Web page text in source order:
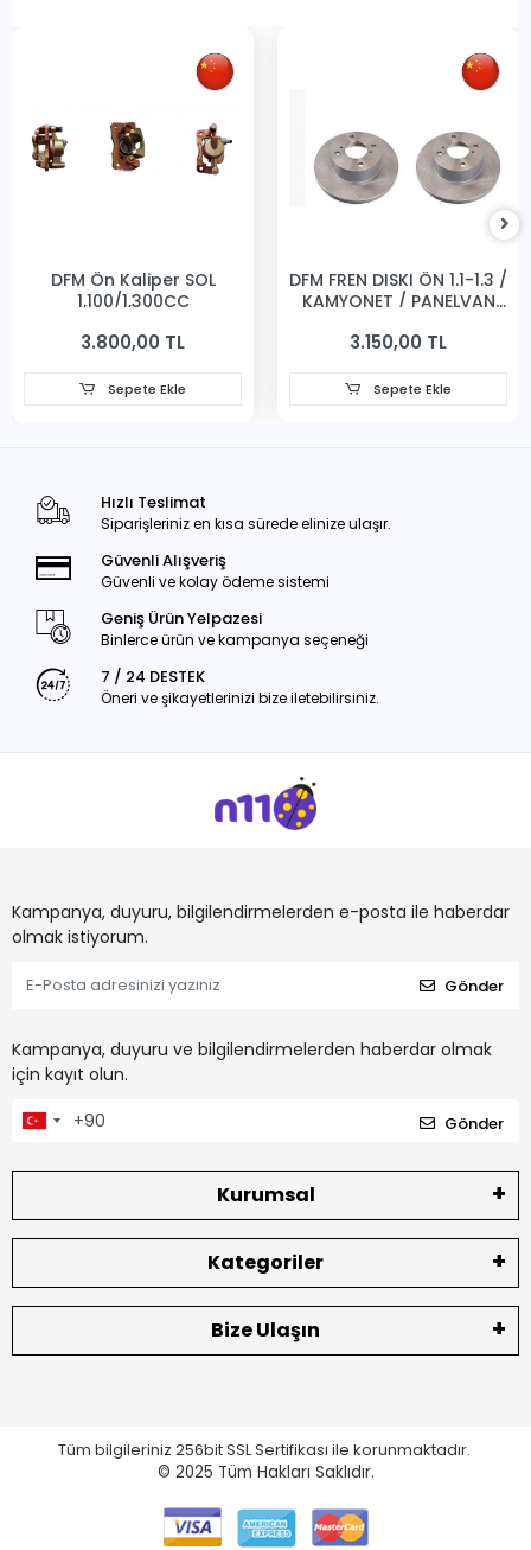
DFM Ön Kaliper SOL
1,100/1,300CC
3.800,00 TL
Sepete Ekle
DFM FREN DISKI ÖN 1.1-1.3 /
KAMYONET / PANELVAN
3.150,00 TL
Sepete Ekle
Hızlı Teslimat
Siparişleriniz en kısa sürede elinize ulaşır.
Güvenli Alışveriş
Güvenli ve kolay ödeme sistemi
Geniş Ürün Yelpazesi
Binlerce ürün ve kampanya seçeneği
7 / 24 DESTEK
Öneri ve şikayetlerinizi bize iletebilirsiniz.
Kampanya, duyuru, bilgilendirmelerden e-posta ile haberdar
olmak istiyorum.
Gönder
Kampanya, duyuru ve bilgilendirmelerden haberdar olmak
için kayıt olun.
Gönder
Kurumsal
Kategoriler
Bize Ulaşın
Tüm bilgileriniz 256bit SSL Sertifikası ile korunmaktadır.
© 2025 Tüm Hakları Saklıdır.